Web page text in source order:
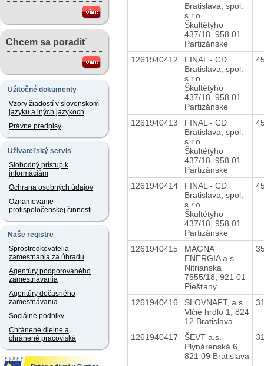
Chcem sa poradiť
Užitočné dokumenty
Vzory žiadostí v slovenskom
jazyku a iných jazykoch
Právne predpisy
Užívateľský servis
Slobodný prístup k
informáciám
Ochrana osobných údajov
Oznamovanie
protispoločenskej činnosti
Naše registre
Sprostredkovatelia
zamestnania za úhradu
Agentúry podporovaného
zamestnávania
Agentúry dočasného
zamestnávania
Sociálne podniky
Chránené dielne a
chránené pracoviská
Bratislava, spol.
s r.o.
Škultétyho
437/18, 958 01
Partizánske
1261940412
FINAL - CD
Bratislava, spol.
s r.o.
Škultétyho
437/18, 958 01
Partizánske
1261940413
FINAL - CD
Bratislava, spol.
s r.o.
Škultétyho
437/18, 958 01
Partizánske
1261940414
FINAL - CD
Bratislava, spol.
s r.o.
Škultétyho
437/18, 958 01
Partizánske
1261940415
MAGNA
ENERGIA a.s.
Nitrianska
7555/18, 921 01
Piešťany
1261940416
SLOVNAFT, a.s.
Vlčie hrdlo 1, 824
12 Bratislava
1261940417
ŠEVT a.s.
Plynárenská 6,
821 09 Bratislava